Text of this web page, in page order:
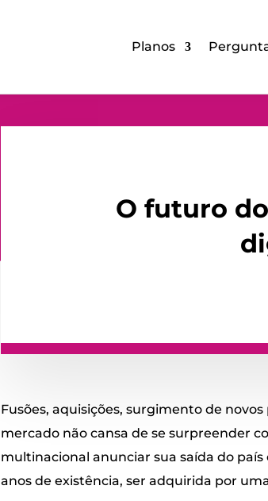
Planos
O futuro
Fusões, aquisições, surgimento de novos
mercado não cansa de se surpreender
multinacional anunciar sua saída do
anos de existência, ser adquirida por